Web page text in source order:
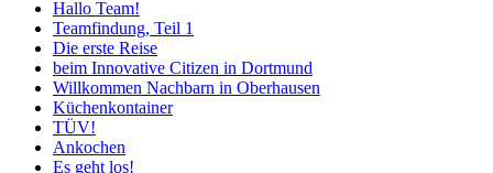
Hallo Team!
Teamfindung, Teil 1
Die erste Reise
beim Innovative Citizen in Dortmund
Willkommen Nachbarn in Oberhausen
Küchenkontainer
TÜV!
Ankochen
Es geht los!